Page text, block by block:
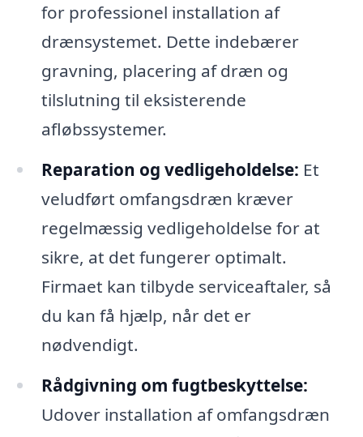
for professionel installation af
drænsystemet. Dette indebærer
gravning, placering af dræn og
tilslutning til eksisterende
afløbssystemer.
Reparation og vedligeholdelse: Et
veludført omfangsdræn kræver
regelmæssig vedligeholdelse for at
sikre, at det fungerer optimalt.
Firmaet kan tilbyde serviceaftaler, så
du kan få hjælp, når det er
nødvendigt.
Rådgivning om fugtbeskyttelse:
Udover installation af omfangsdræn